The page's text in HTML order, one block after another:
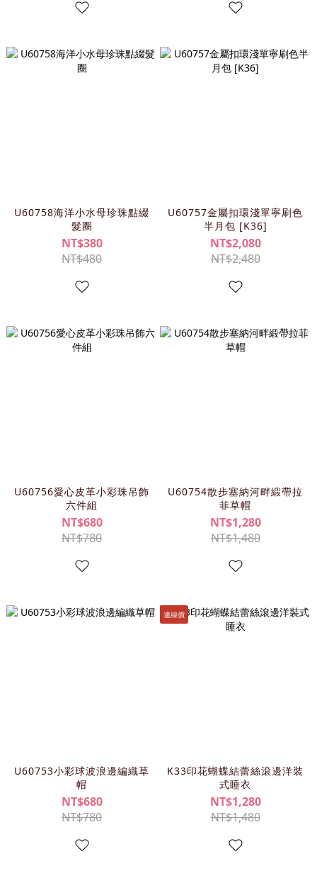
U60758海洋小水母珍珠點綴
髮圈
NT$380
NT$480
U60757金屬扣環淺單寧刷色
半月包 [K36]
NT$2,080
NT$2,480
U60756愛心皮革小彩珠吊飾
六件組
NT$680
NT$780
U60754散步塞納河畔緞帶拉
菲草帽
NT$1,280
NT$1,480
U60753小彩球波浪邊編織草
帽
NT$680
NT$780
連線價
K33印花蝴蝶結蕾絲滾邊洋裝
式睡衣
NT$1,280
NT$1,480